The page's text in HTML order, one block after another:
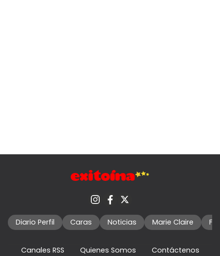
Diario Perfil Caras Noticias Marie Claire
Canales RSS Quienes Somos
Contáctenos